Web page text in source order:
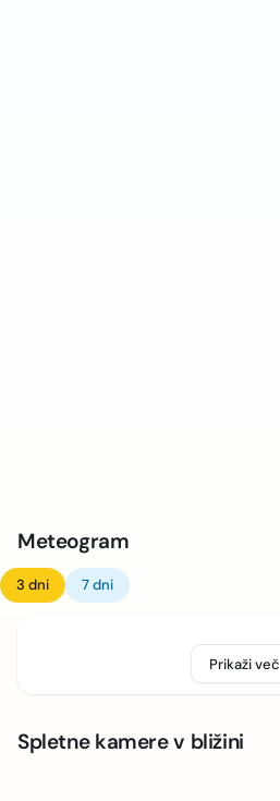
Meteogram
3 dni 7 dni
Prikaži več
Spletne kamere v bližini